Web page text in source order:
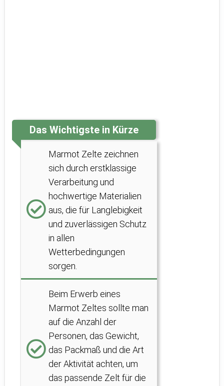
Das Wichtigste in Kürze
Marmot Zelte zeichnen
sich durch erstklassige
Verarbeitung und
hochwertige Materialien
aus, die für Langlebigkeit
und zuverlässigen Schutz
in allen
Wetterbedingungen
sorgen.
Beim Erwerb eines
Marmot Zeltes sollte man
auf die Anzahl der
Personen, das Gewicht,
das Packmaß und die Art
der Aktivität achten, um
das passende Zelt für die